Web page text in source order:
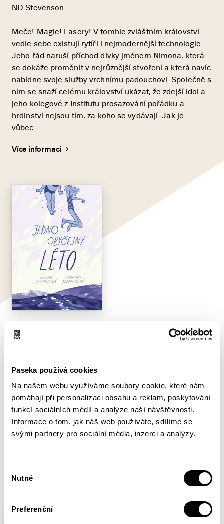
Paseka používá cookies
Na našem webu využíváme soubory cookie, které nám
pomáhají při personalizaci obsahu a reklam, poskytování
funkcí sociálních médií a analýze naší návštěvnosti.
Informace o tom, jak náš web používáte, sdílíme se
svými partnery pro sociální média, inzerci a analýzy.
souhlasu
Nutné
Preferenční
ND Stevenson
Meče! Magie! Lasery! V tomhle zvláštním království
vedle sebe existují rytíři i nejmodernější technologie.
Jeho řád naruší příchod dívky jménem Nimona, která
se dokáže proměnit v nejrůznější stvoření a která navíc
nabídne svoje služby vrchnímu padouchovi. Společně s
ním se snaží celému království ukázat, že zdejší idol a
jeho kolegové z Institutu prosazování pořádku a
hrdinství nejsou tím, za koho se vydávají. Jak je
vůbec...
Více informací
Jillian Tamakiová, Mariko Tamakiová
Dívky Rose a Windy se potkávají vždy jednou za rok,
když jejich rodiny tráví prázdniny u oceánu. Tohle léto
vypadá jako každé jiné, ale něco důležitého se během
něj změní. V melancholickém komiksu se přirozeně
jako příliv a odliv mění perspektivy několika generací:
Sledujeme společný bezstarostný čas Rose a Windy,
manželskou krizi rodičů jedné z nich a příhody party